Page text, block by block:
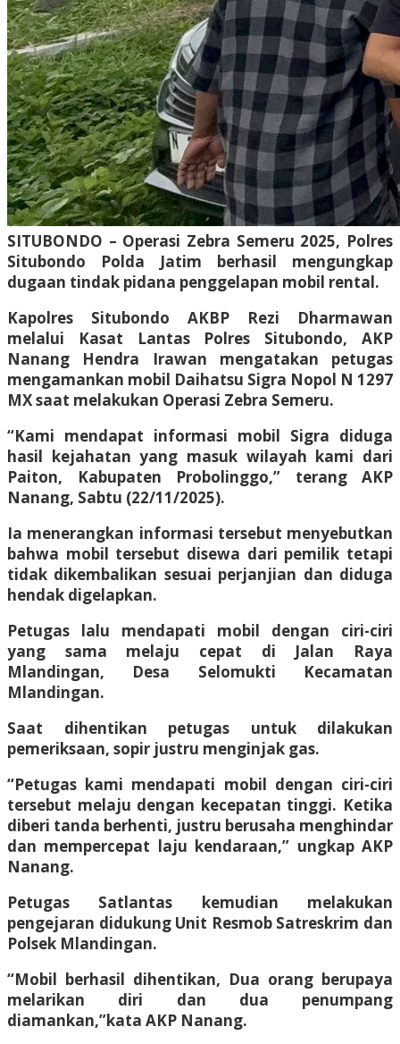
SITUBONDO – Operasi Zebra Semeru 2025, Polres
Situbondo Polda Jatim berhasil mengungkap
dugaan tindak pidana penggelapan mobil rental.
Kapolres Situbondo AKBP Rezi Dharmawan
melalui Kasat Lantas Polres Situbondo, AKP
Nanang Hendra Irawan mengatakan petugas
mengamankan mobil Daihatsu Sigra Nopol N 1297
MX saat melakukan Operasi Zebra Semeru.
“Kami mendapat informasi mobil Sigra diduga
hasil kejahatan yang masuk wilayah kami dari
Paiton, Kabupaten Probolinggo,” terang AKP
Nanang, Sabtu (22/11/2025).
Ia menerangkan informasi tersebut menyebutkan
bahwa mobil tersebut disewa dari pemilik tetapi
tidak dikembalikan sesuai perjanjian dan diduga
hendak digelapkan.
Petugas lalu mendapati mobil dengan ciri-ciri
yang sama melaju cepat di Jalan Raya
Mlandingan, Desa Selomukti Kecamatan
Mlandingan.
Saat dihentikan petugas untuk dilakukan
pemeriksaan, sopir justru menginjak gas.
“Petugas kami mendapati mobil dengan ciri-ciri
tersebut melaju dengan kecepatan tinggi. Ketika
diberi tanda berhenti, justru berusaha menghindar
dan mempercepat laju kendaraan,” ungkap AKP
Nanang.
Petugas Satlantas kemudian melakukan
pengejaran didukung Unit Resmob Satreskrim dan
Polsek Mlandingan.
“Mobil berhasil dihentikan, Dua orang berupaya
melarikan diri dan dua penumpang
diamankan,”kata AKP Nanang.